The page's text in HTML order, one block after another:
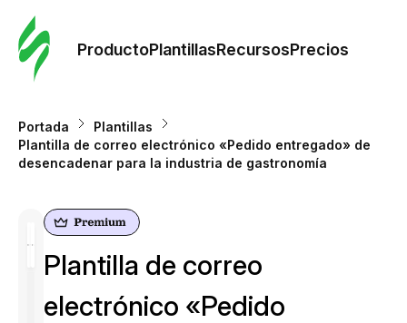
ProductoPlantillasRecursosPrecios
Portada
Plantillas
Plantilla de correo electrónico «Pedido entregado» de
desencadenar para la industria de gastronomía
Plantilla de correo
electrónico «Pedido